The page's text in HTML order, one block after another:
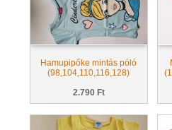
Hamupipőke mintás póló
(98,104,110,116,128)
2.790 Ft